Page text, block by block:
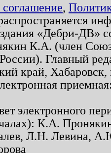
соглашение,
«Дебри-ДВ»
К.А. (член
Главный
край,
электронного
К.А.
Л.Н. Левина,